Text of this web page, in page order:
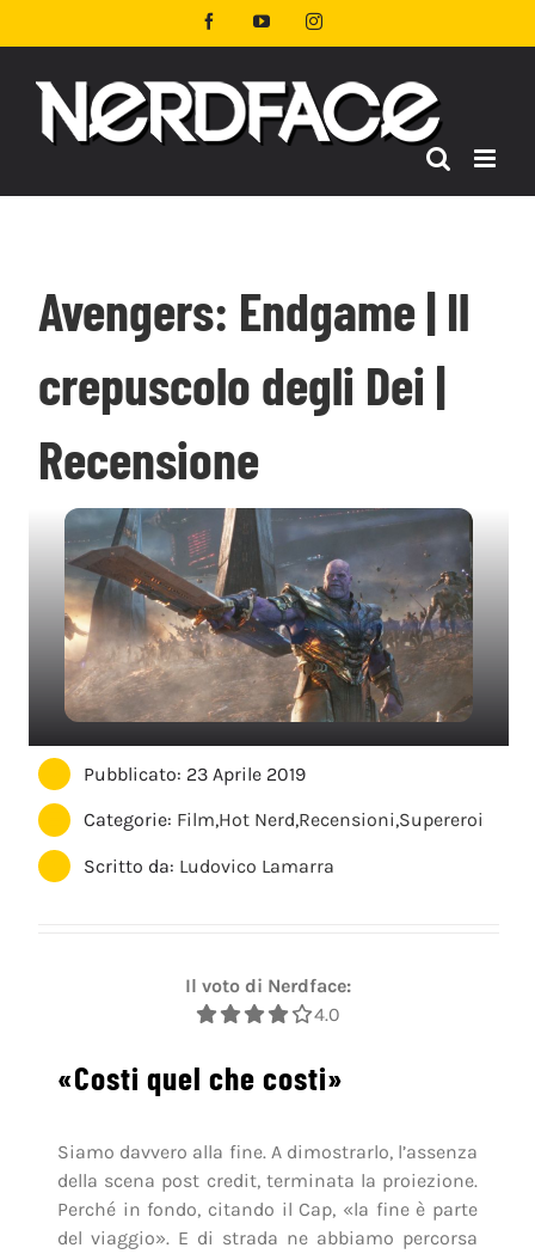
al
FacebookYouTubeInstagram
Avengers: Endgame | Il
crepuscolo degli Dei |
Recensione
Pubblicato: 23 Aprile 2019
Categorie: Film,Hot Nerd,Recensioni,Supereroi
Scritto da: Ludovico Lamarra
Il voto di Nerdface:
4.0
«Costi quel che costi»
Siamo davvero alla fine. A dimostrarlo, l’assenza
della scena post credit, terminata la proiezione.
Perché in fondo, citando il Cap, «la fine è parte
del viaggio». E di strada ne abbiamo percorsa